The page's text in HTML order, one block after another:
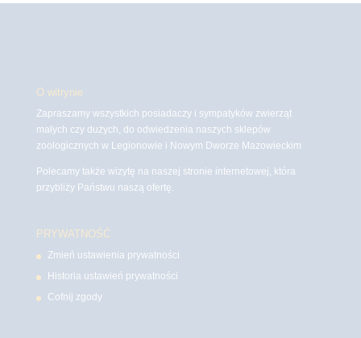
O witrynie
Zapraszamy wszystkich posiadaczy i sympatyków zwierząt
małych czy dużych, do odwiedzenia naszych sklepów
zoologicznych w Legionowie i Nowym Dworze Mazowieckim
Polecamy także wizytę na naszej stronie internetowej, która
przybliży Państwu naszą ofertę.
PRYWATNOŚĆ
Zmień ustawienia prywatności
Historia ustawień prywatności
Cofnij zgody